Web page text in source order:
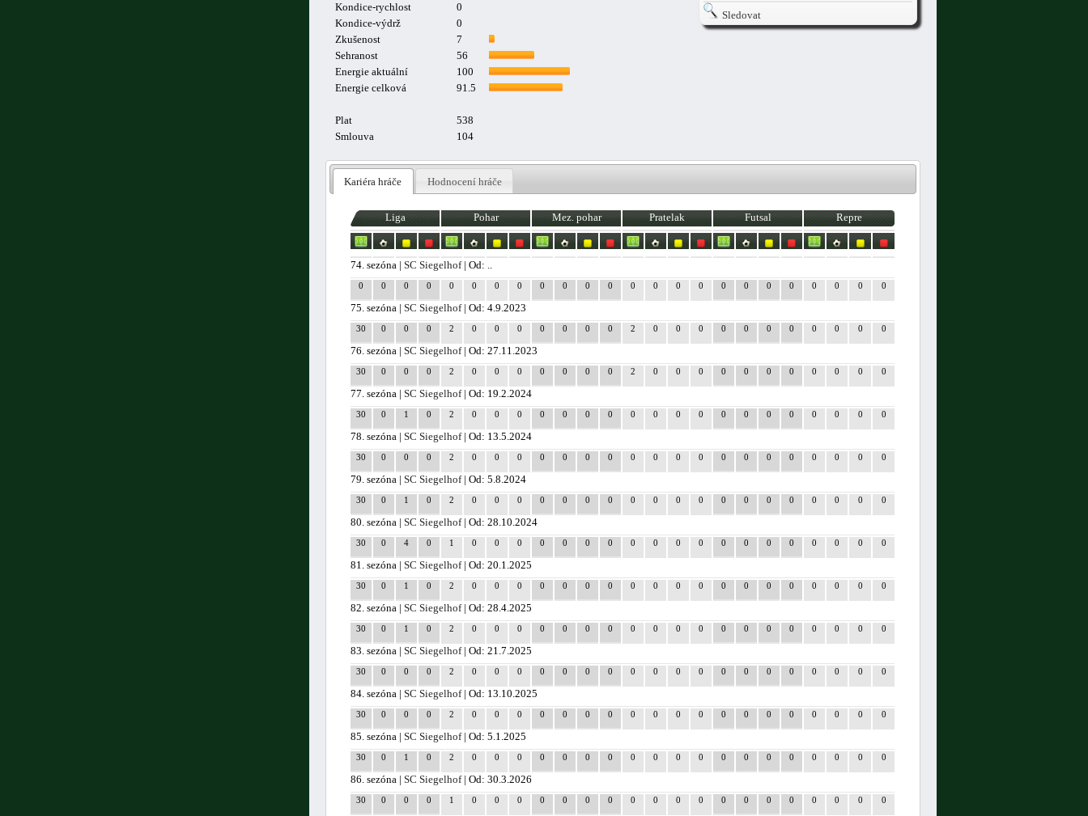
Kondice-rychlost
0
Kondice-výdrž
0
Zkušenost
7
Sehranost
56
Energie aktuální
100
Energie celková
91.5
Plat
538
Smlouva
104
Sledovat
Kariéra hráče Hodnocení hráče
Liga Pohar Mez. pohar Pratelak Futsal Repre
74. sezóna |SC Siegelhof| Od: ..
0 0 0 0 0 0 0 0 0 0 0 0 0 0 0 0 0 0 0 0 0 0 0 0
75. sezóna |SC Siegelhof| Od: 4.9.2023
30 0 0 0 2 0 0 0 0 0 0 0 2 0 0 0 0 0 0 0 0 0 0 0
76. sezóna |SC Siegelhof| Od: 27.11.2023
30 0 0 0 2 0 0 0 0 0 0 0 2 0 0 0 0 0 0 0 0 0 0 0
77. sezóna |SC Siegelhof| Od: 19.2.2024
30 0 1 0 2 0 0 0 0 0 0 0 0 0 0 0 0 0 0 0 0 0 0 0
78. sezóna |SC Siegelhof| Od: 13.5.2024
30 0 0 0 2 0 0 0 0 0 0 0 0 0 0 0 0 0 0 0 0 0 0 0
79. sezóna |SC Siegelhof| Od: 5.8.2024
30 0 1 0 2 0 0 0 0 0 0 0 0 0 0 0 0 0 0 0 0 0 0 0
80. sezóna |SC Siegelhof| Od: 28.10.2024
30 0 4 0 1 0 0 0 0 0 0 0 0 0 0 0 0 0 0 0 0 0 0 0
81. sezóna |SC Siegelhof| Od: 20.1.2025
30 0 1 0 2 0 0 0 0 0 0 0 0 0 0 0 0 0 0 0 0 0 0 0
82. sezóna |SC Siegelhof| Od: 28.4.2025
30 0 1 0 2 0 0 0 0 0 0 0 0 0 0 0 0 0 0 0 0 0 0 0
83. sezóna |SC Siegelhof| Od: 21.7.2025
30 0 0 0 2 0 0 0 0 0 0 0 0 0 0 0 0 0 0 0 0 0 0 0
84. sezóna |SC Siegelhof| Od: 13.10.2025
30 0 0 0 2 0 0 0 0 0 0 0 0 0 0 0 0 0 0 0 0 0 0 0
85. sezóna |SC Siegelhof| Od: 5.1.2025
30 0 1 0 2 0 0 0 0 0 0 0 0 0 0 0 0 0 0 0 0 0 0 0
86. sezóna |SC Siegelhof| Od: 30.3.2026
30 0 0 0 1 0 0 0 0 0 0 0 0 0 0 0 0 0 0 0 0 0 0 0